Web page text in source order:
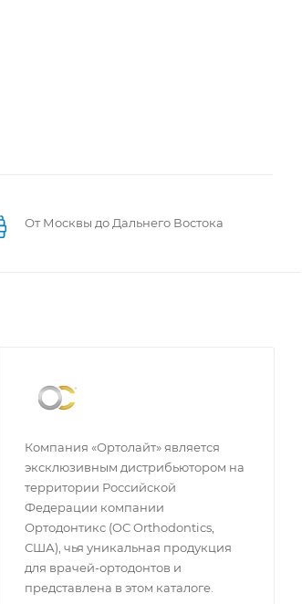
От Москвы до Дальнего Востока
Компания «Ортолайт» является
эксклюзивным дистрибьютором на
территории Российской
Федерации компании
Ортодонтикс (OC Orthodontics,
США), чья уникальная продукция
для врачей-ортодонтов и
представлена в этом каталоге.